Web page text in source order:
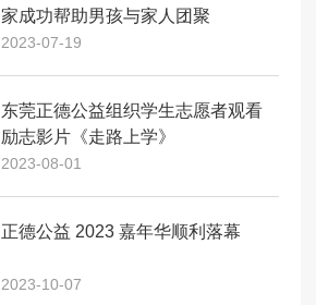
家成功帮助男孩与家人团聚
2023-07-19
东莞正德公益组织学生志愿者观看
励志影片《走路上学》
2023-08-01
正德公益 2023 嘉年华顺利落幕
2023-10-07